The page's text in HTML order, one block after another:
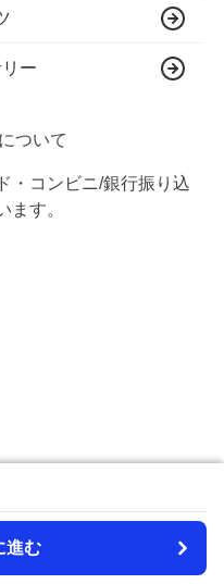
進む
進む
ー
ついて
・コンビニ/銀行振り込
ます。